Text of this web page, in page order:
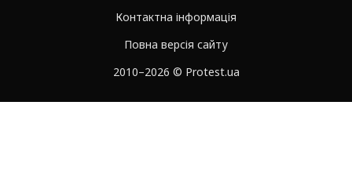
Контактна інформація
Повна версія сайту
2010–2026 © Protest.ua